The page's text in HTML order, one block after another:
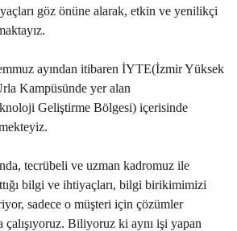
göz önüne alarak, etkin ve yenilikçi
ayından itibaren İYTE(İzmir Yüksek
Kampüsünde yer alan
Geliştirme Bölgesi) içerisinde
tecrübeli ve uzman kadromuz ile
bilgi ve ihtiyaçları, bilgi birikimimizi
sadece o müşteri için çözümler
Biliyoruz ki aynı işi yapan